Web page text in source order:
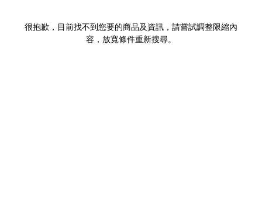
很抱歉，目前找不到您要的商品及資訊，請嘗試調整限縮內
容，放寬條件重新搜尋。